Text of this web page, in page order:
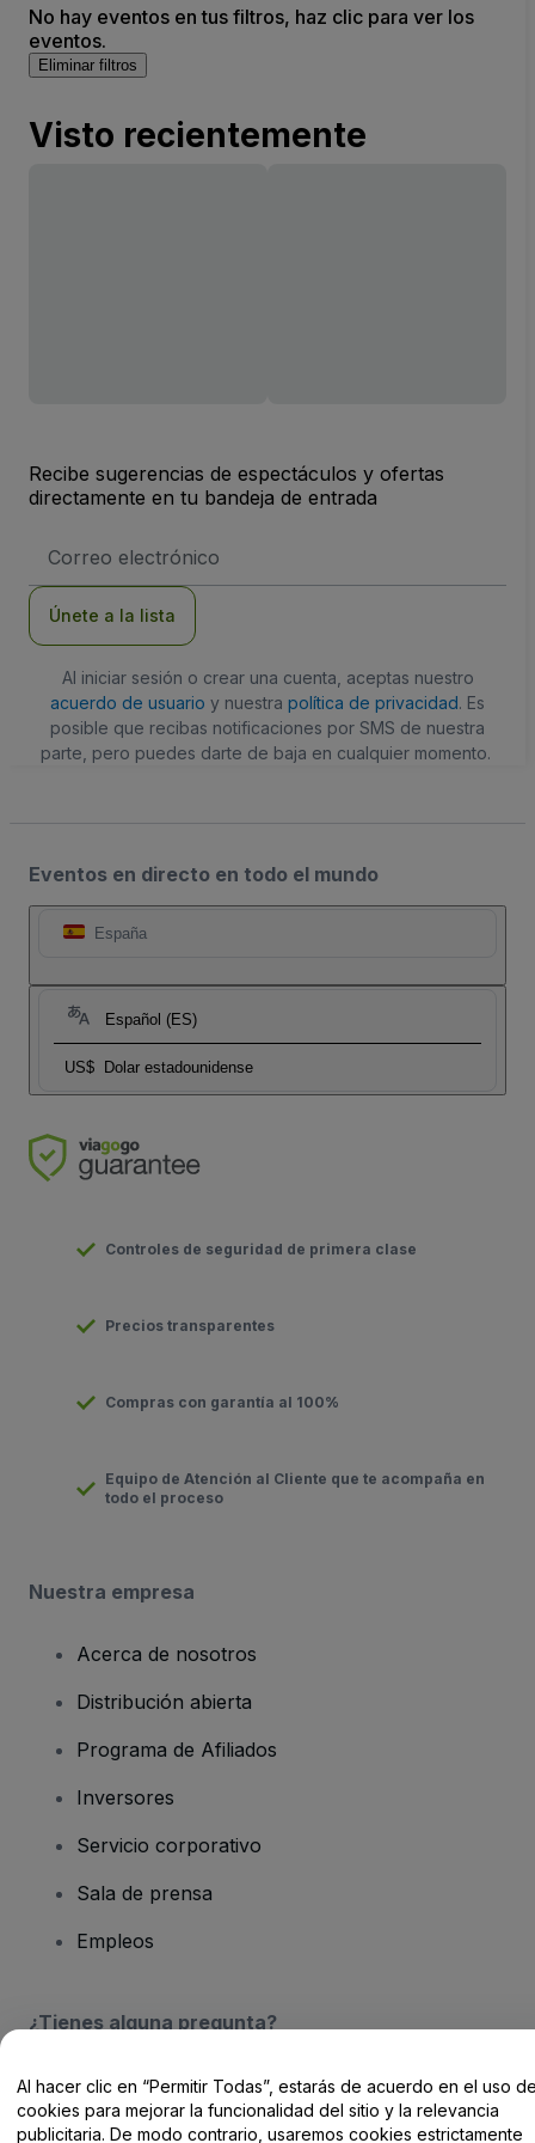
No hay eventos en tus filtros, haz clic para ver los
eventos.
Eliminar filtros
Visto recientemente
Recibe sugerencias de espectáculos y ofertas
directamente en tu bandeja de entrada
de
Únete a la lista
Al iniciar sesión o crear una cuenta, aceptas nuestro
acuerdo de usuario y nuestra política de privacidad. Es
posible que recibas notificaciones por SMS de nuestra
parte, pero puedes darte de baja en cualquier momento.
Eventos en directo en todo el mundo
España
Español (ES)
US$ Dolar estadounidense
Controles de seguridad de primera clase
Precios transparentes
Compras con garantía al 100%
Equipo de Atención al Cliente que te acompaña en
todo el proceso
Nuestra empresa
Acerca de nosotros
Distribución abierta
Programa de Afiliados
Inversores
Servicio corporativo
Sala de prensa
Empleos
¿Tienes alguna pregunta?
Centro de Ayuda / Contacto
Al hacer clic en “Permitir Todas”, estarás de acuerdo en el uso
cookies para mejorar la funcionalidad del sitio y la relevancia
publicitaria. De modo contrario, usaremos cookies estrictamente